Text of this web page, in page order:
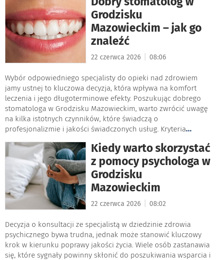
Grodzisku
Mazowieckim – jak go
znaleźć
22 czerwca 2026 08:06
Wybór odpowiedniego specjalisty do opieki nad zdrowiem
jamy ustnej to kluczowa decyzja, która wpływa na komfort
leczenia i jego długoterminowe efekty. Poszukując dobrego
stomatologa w Grodzisku Mazowieckim, warto zwrócić uwagę
na kilka istotnych czynników, które świadczą o
profesjonalizmie i jakości świadczonych usług. Kryteria...
Kiedy warto skorzystać
z pomocy psychologa w
Grodzisku
Mazowieckim
22 czerwca 2026 08:02
Decyzja o konsultacji ze specjalistą w dziedzinie zdrowia
psychicznego bywa trudna, jednak może stanowić kluczowy
krok w kierunku poprawy jakości życia. Wiele osób zastanawia
się, które sygnały powinny skłonić do poszukiwania wsparcia i